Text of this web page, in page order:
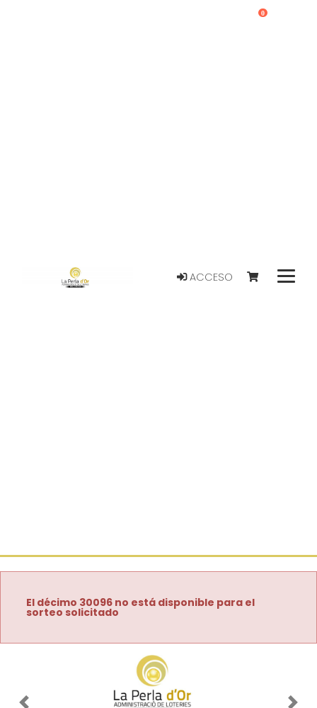
ACCESO
0
El décimo 30096 no está disponible para el
sorteo solicitado